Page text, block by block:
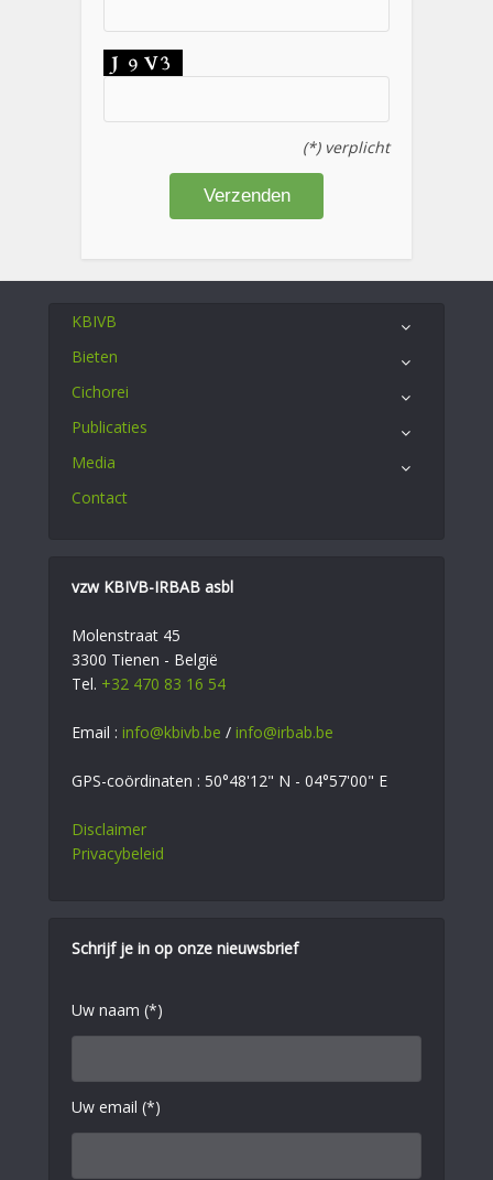
(*) verplicht
KBIVB
Bieten
Cichorei
Publicaties
Media
Contact
vzw KBIVB-IRBAB asbl
Molenstraat 45
3300 Tienen - België
Tel. +32 470 83 16 54
Email : info@kbivb.be / info@irbab.be
GPS-coördinaten : 50°48'12" N - 04°57'00" E
Disclaimer
Privacybeleid
Schrijf je in op onze nieuwsbrief
Uw naam (*)
Uw email (*)